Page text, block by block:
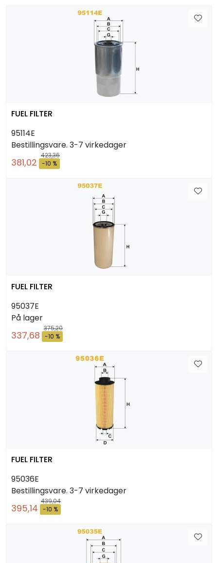
FUEL FILTER
95114E
Bestillingsvare. 3-7 virkedager
423,36
381,02 -10 %
FUEL FILTER
95037E
På lager
375,20
337,68 -10 %
FUEL FILTER
95036E
Bestillingsvare. 3-7 virkedager
439,04
395,14 -10 %
Kontor og kantineprodukter